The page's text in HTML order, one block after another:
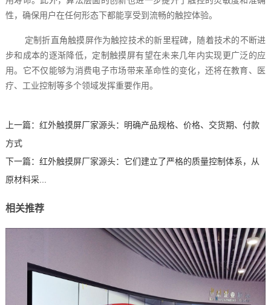
性，确保用户在任何形态下都能享受到流畅的触控体验。
定制折直角触摸屏作为触控技术的新里程碑，随着技术的不断进
步和成本的逐渐降低，定制触摸屏有望在未来几年内实现更广泛的应
用。它不仅能够为消费电子市场带来革命性的变化，还将在教育、医
疗、工业控制等多个领域发挥重要作用。
上一篇： 红外触摸屏厂家源头：明确产品规格、价格、交货期、付款
方式
下一篇： 红外触摸屏厂家源头：它们建立了严格的质量控制体系，从
原材料采...
相关推荐